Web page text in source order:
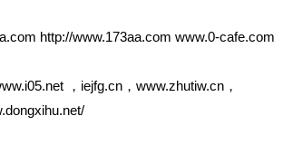
http://www.173aa.com www.0-cafe.com
，iejfg.cn，www.zhutiw.cn，